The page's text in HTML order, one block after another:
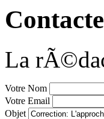
La
Votre Nom
Votre Email
Objet